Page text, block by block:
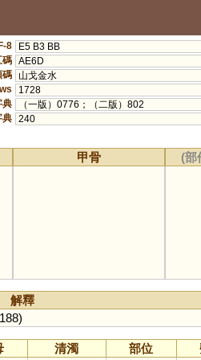
8
E5 B3 BB
碼 AE6D
碼
山戈金水
1728
典
（一版）0776；（二版）802
典 240
甲骨 (部
解釋
清濁 部位